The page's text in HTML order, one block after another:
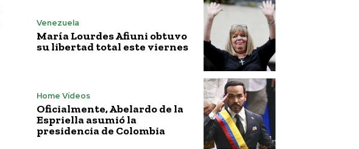
Venezuela
María Lourdes Afiuni obtuvo
su libertad total este viernes
Home Vídeos
Oficialmente, Abelardo de la
Espriella asumió la
presidencia de Colombia